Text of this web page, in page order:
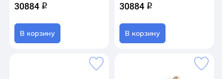
30884 q
В корзину
30884 q
В корзину